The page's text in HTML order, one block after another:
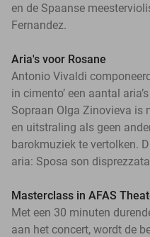
en de Spaanse
Fernandez.
Aria's voor Rosane
Antonio Vivaldi
in cimento’ een aantal
Sopraan Olga Zinovieva is
en uitstraling als geen
barokmuziek te vertolken.
aria: Sposa son
Masterclass in AFAS
Met een 30 minuten
aan het concert, wordt de